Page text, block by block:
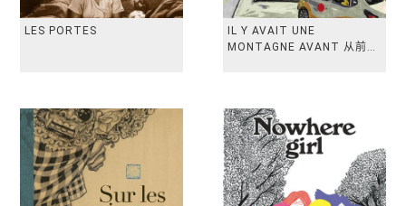
LES PORTES
IL Y AVAIT UNE
MONTAGNE AVANT 从前有